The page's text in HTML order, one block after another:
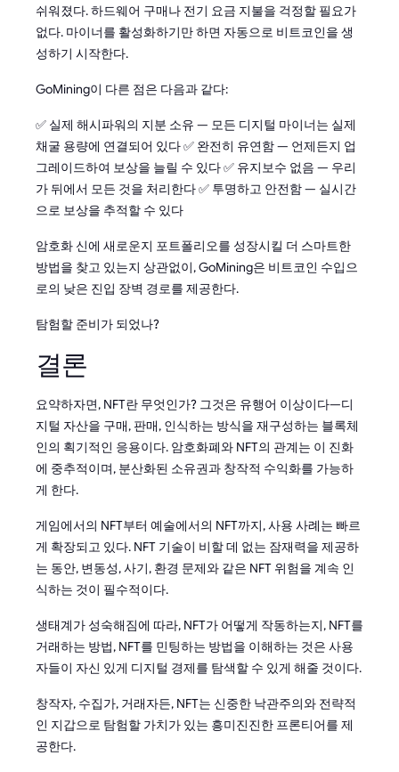
쉬워졌다. 하드웨어 구매나 전기 요금 지불을 걱정할 필요가
없다. 마이너를 활성화하기만 하면 자동으로 비트코인을 생
성하기 시작한다.
GoMining이 다른 점은 다음과 같다:
✅ 실제 해시파워의 지분 소유 — 모든 디지털 마이너는 실제
채굴 용량에 연결되어 있다 ✅ 완전히 유연함 — 언제든지 업
그레이드하여 보상을 늘릴 수 있다 ✅ 유지보수 없음 — 우리
가 뒤에서 모든 것을 처리한다 ✅ 투명하고 안전함 — 실시간
으로 보상을 추적할 수 있다
암호화 신에 새로운지 포트폴리오를 성장시킬 더 스마트한
방법을 찾고 있는지 상관없이, GoMining은 비트코인 수입으
로의 낮은 진입 장벽 경로를 제공한다.
탐험할 준비가 되었나?
결론
요약하자면, NFT란 무엇인가? 그것은 유행어 이상이다—디
지털 자산을 구매, 판매, 인식하는 방식을 재구성하는 블록체
인의 획기적인 응용이다. 암호화폐와 NFT의 관계는 이 진화
에 중추적이며, 분산화된 소유권과 창작적 수익화를 가능하
게 한다.
게임에서의 NFT부터 예술에서의 NFT까지, 사용 사례는 빠르
게 확장되고 있다. NFT 기술이 비할 데 없는 잠재력을 제공하
는 동안, 변동성, 사기, 환경 문제와 같은 NFT 위험을 계속 인
식하는 것이 필수적이다.
생태계가 성숙해짐에 따라, NFT가 어떻게 작동하는지, NFT를
거래하는 방법, NFT를 민팅하는 방법을 이해하는 것은 사용
자들이 자신 있게 디지털 경제를 탐색할 수 있게 해줄 것이다.
창작자, 수집가, 거래자든, NFT는 신중한 낙관주의와 전략적
인 지갑으로 탐험할 가치가 있는 흥미진진한 프론티어를 제
공한다.